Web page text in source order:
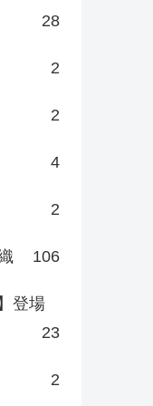
28
2
2
4
2
106
登場
23
2